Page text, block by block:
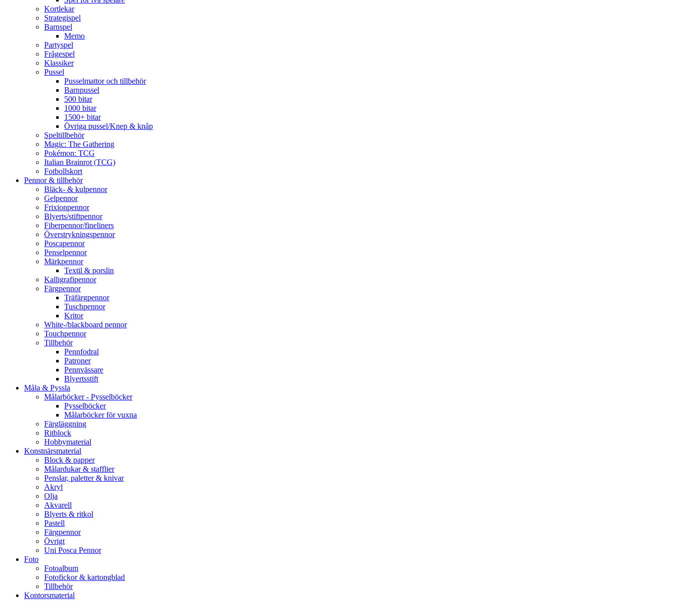
Kortlekar
Strategispel
Barnspel
Memo
Partyspel
Frågespel
Klassiker
Pussel
Pusselmattor och tillbehör
Barnpussel
500 bitar
1000 bitar
1500+ bitar
Övriga pussel/Knep & knåp
Speltillbehör
Magic: The Gathering
Pokémon: TCG
Italian Brainrot (TCG)
Fotbollskort
Pennor & tillbehör
Bläck- & kulpennor
Gelpennor
Frixionpennor
Blyerts/stiftpennor
Fiberpennor/fineliners
Överstrykningspennor
Poscapennor
Penselpennor
Märkpennor
Textil & porslin
Kalligrafipennor
Färgpennor
Träfärgpennor
Tuschpennor
Kritor
White-/blackboard pennor
Touchpennor
Tillbehör
Pennfodral
Patroner
Pennvässare
Blyertsstift
Måla & Pyssla
Målarböcker - Pysselböcker
Pysselböcker
Målarböcker för vuxna
Färgläggning
Ritblock
Hobbymaterial
Konstnärsmaterial
Block & papper
Målardukar & stafflier
Penslar, paletter & knivar
Akryl
Olja
Akvarell
Blyerts & ritkol
Pastell
Färgpennor
Övrigt
Uni Posca Pennor
Foto
Fotoalbum
Fotofickor & kartongblad
Tillbehör
Kontorsmaterial